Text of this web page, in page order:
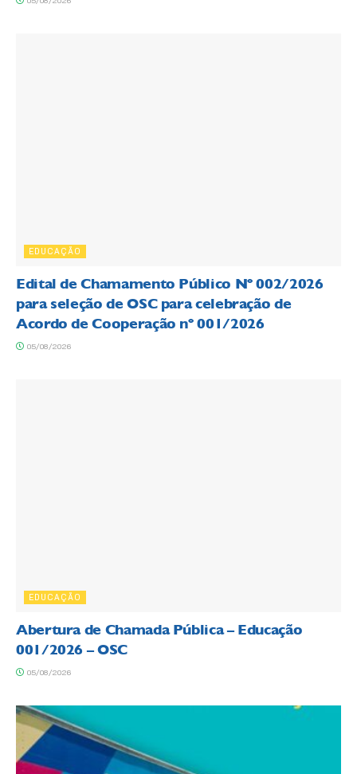
EDUCAÇÃO
Edital de Chamamento Público Nº 002/2026
para seleção de OSC para celebração de
Acordo de Cooperação nº 001/2026
05/08/2026
EDUCAÇÃO
Abertura de Chamada Pública – Educação
001/2026 – OSC
05/08/2026